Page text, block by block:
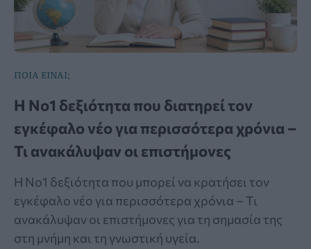
ΠΟΙΑ ΕΙΝΑΙ;
Η Νο1 δεξιότητα που διατηρεί τον
εγκέφαλο νέο για περισσότερα χρόνια –
Τι ανακάλυψαν οι επιστήμονες
Η Νο1 δεξιότητα που μπορεί να κρατήσει τον
εγκέφαλο νέο για περισσότερα χρόνια – Τι
ανακάλυψαν οι επιστήμονες για τη σημασία της
στη μνήμη και τη γνωστική υγεία.